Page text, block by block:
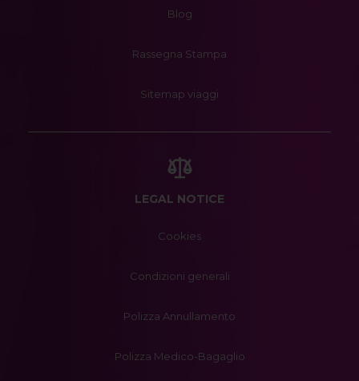
Blog
Rassegna Stampa
Sitemap viaggi
LEGAL NOTICE
Cookies
Condizioni generali
Polizza Annullamento
Polizza Medico-Bagaglio